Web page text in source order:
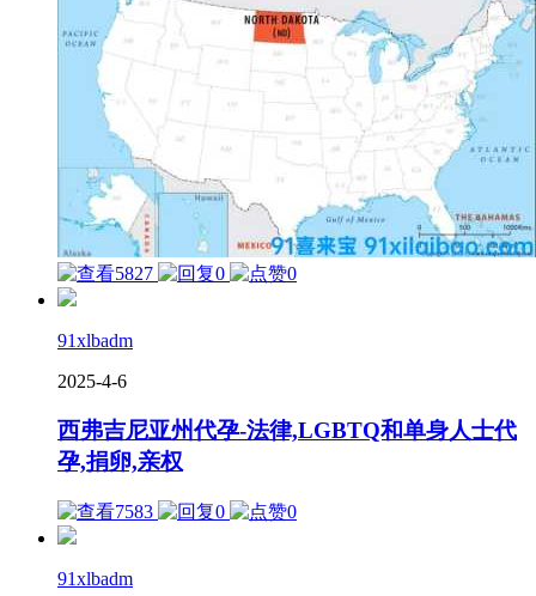
5827 0 0
91xlbadm
2025-4-6
西弗吉尼亚州代孕-法律,LGBTQ和单身人士代
孕,捐卵,亲权
7583 0 0
91xlbadm